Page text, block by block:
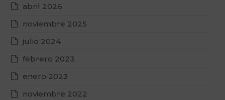
abril 2026
noviembre 2025
julio 2024
febrero 2023
enero 2023
noviembre 2022